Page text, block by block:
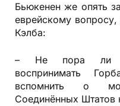
Бьюкенен же опять
еврейскому
Кэлба:
– Не пора ли
воспринимать
вспомнить о
Соединённых